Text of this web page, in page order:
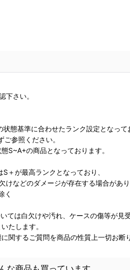
下さい。
態基準に合わせたランク設定となって
ご参照ください。
S~A+の商品となっております。
＋が最高ランクとなっており、
けなどのダメージが存在する場合があり
く
ては白欠けや汚れ、ケースの傷等が見
たします。
関するご質問を商品の性質上一切お断